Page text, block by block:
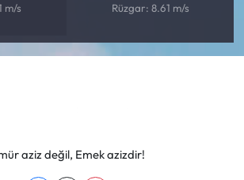
m/s
Rüzgar: 8.61 m/s
aziz değil, Emek azizdir!